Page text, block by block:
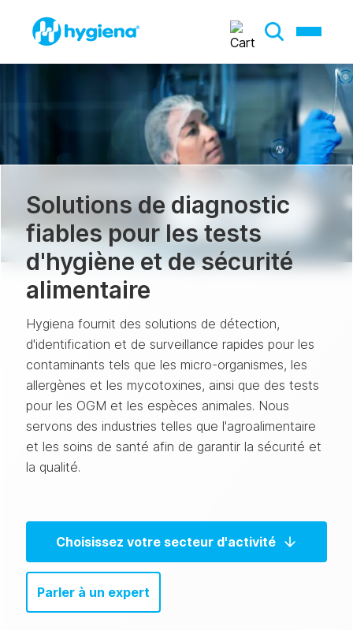
Solutions de diagnostic
fiables pour les tests
d'hygiène et de sécurité
alimentaire
Hygiena fournit des solutions de détection,
d'identification et de surveillance rapides pour les
contaminants tels que les micro-organismes, les
allergènes et les mycotoxines, ainsi que des tests
pour les OGM et les espèces animales. Nous
servons des industries telles que l'agroalimentaire
et les soins de santé afin de garantir la sécurité et
la qualité.
Choisissez votre secteur d'activité
Parler à un expert